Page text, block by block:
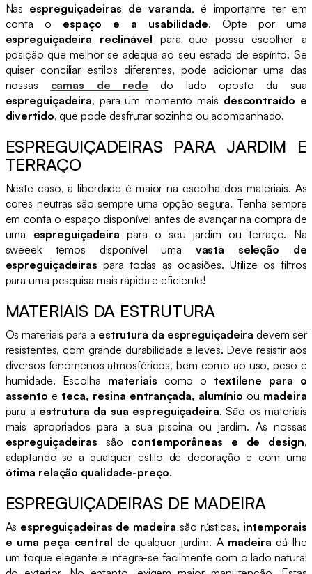
Nas espreguiçadeiras de varanda, é importante ter em
conta o espaço e a usabilidade. Opte por uma
espreguiçadeira reclinável para que possa escolher a
posição que melhor se adequa ao seu estado de espírito. Se
quiser conciliar estilos diferentes, pode adicionar uma das
nossas camas de rede do lado oposto da sua
espreguiçadeira, para um momento mais descontraído e
divertido, que pode desfrutar sozinho ou acompanhado.
ESPREGUIÇADEIRAS PARA JARDIM E
TERRAÇO
Neste caso, a liberdade é maior na escolha dos materiais. As
cores neutras são sempre uma opção segura. Tenha sempre
em conta o espaço disponível antes de avançar na compra de
uma espreguiçadeira para o seu jardim ou terraço. Na
sweeek temos disponível uma vasta seleção de
espreguiçadeiras para todas as ocasiões. Utilize os filtros
para uma pesquisa mais rápida e eficiente!
MATERIAIS DA ESTRUTURA
Os materiais para a estrutura da espreguiçadeira devem ser
resistentes, com grande durabilidade e leves. Deve resistir aos
diversos fenómenos atmosféricos, bem como ao uso, peso e
humidade. Escolha materiais como o textilene para o
assento e teca, resina entrançada, alumínio ou madeira
para a estrutura da sua espreguiçadeira. São os materiais
mais apropriados para a sua piscina ou jardim. As nossas
espreguiçadeiras são contemporâneas e de design,
adaptando-se a qualquer estilo de decoração e com uma
ótima relação qualidade-preço.
ESPREGUIÇADEIRAS DE MADEIRA
As espreguiçadeiras de madeira são rústicas, intemporais
e uma peça central de qualquer jardim. A madeira dá-lhe
um toque elegante e integra-se facilmente com o lado natural